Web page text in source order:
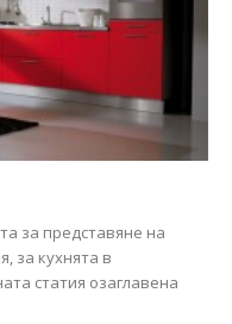
за представяне на
за кухнята в
статия озаглавена